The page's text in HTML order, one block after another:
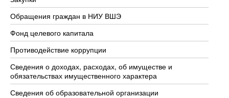
Обращения граждан в НИУ ВШЭ
Фонд целевого капитала
Противодействие коррупции
Сведения о доходах, расходах, об имуществе и
обязательствах имущественного характера
Сведения об образовательной организации